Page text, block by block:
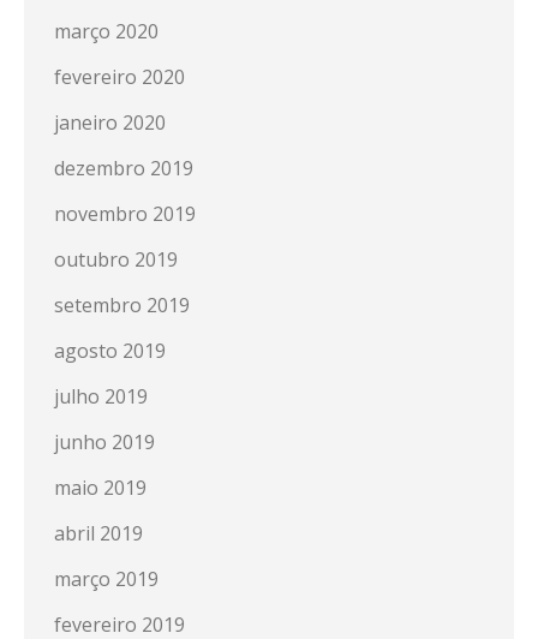
março 2020
fevereiro 2020
janeiro 2020
dezembro 2019
novembro 2019
outubro 2019
setembro 2019
agosto 2019
julho 2019
junho 2019
maio 2019
abril 2019
março 2019
fevereiro 2019